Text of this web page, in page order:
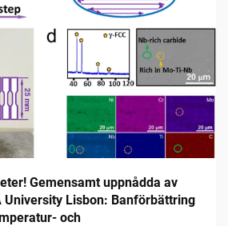
Gemensamt uppnådda av
University Lisbon: Banförbättring
och